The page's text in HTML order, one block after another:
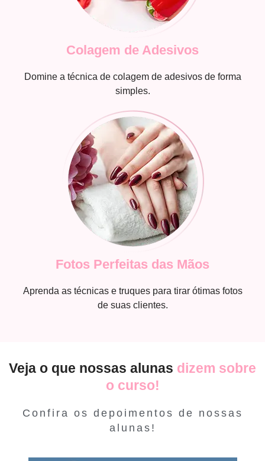
Colagem de Adesivos
Domine a técnica de colagem de adesivos de forma
simples.
Fotos Perfeitas das Mãos
Aprenda as técnicas e truques para tirar ótimas fotos
de suas clientes.
Veja o que nossas alunas dizem sobre
o curso!
Confira os depoimentos de nossas
alunas!